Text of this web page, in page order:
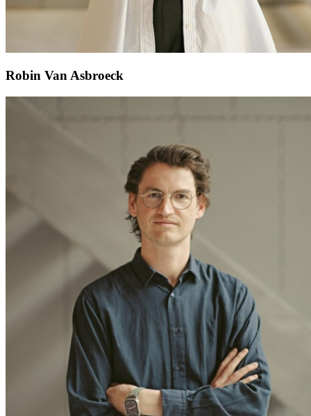
Robin Van Asbroeck​